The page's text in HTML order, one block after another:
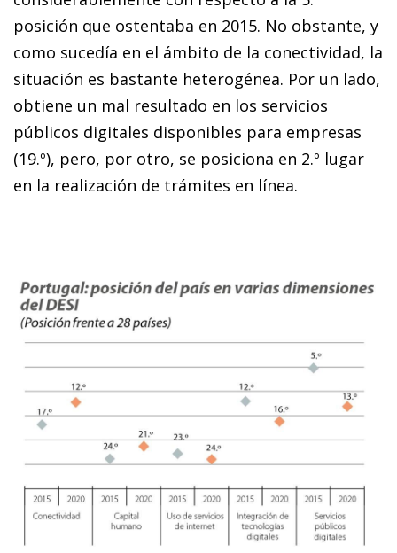
posición que ostentaba en 2015. No obstante, y
como sucedía en el ámbito de la conectividad, la
situación es bastante heterogénea. Por un lado,
obtiene un mal resultado en los servicios
públicos digitales disponibles para empresas
(19.º), pero, por otro, se posiciona en 2.º lugar
en la realización de trámites en línea.